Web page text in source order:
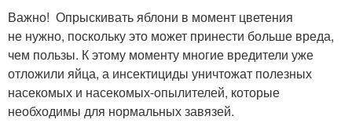
Важно! Опрыскивать яблони в момент цветения
не нужно, поскольку это может принести больше вреда,
чем пользы. К этому моменту многие вредители уже
отложили яйца, а инсектициды уничтожат полезных
насекомых и насекомых-опылителей, которые
необходимы для нормальных завязей.